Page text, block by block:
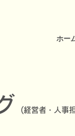
ホー
(経営者・人事